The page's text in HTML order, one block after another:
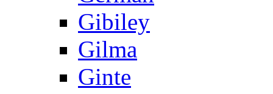
Gibiley
Gilma
Ginte